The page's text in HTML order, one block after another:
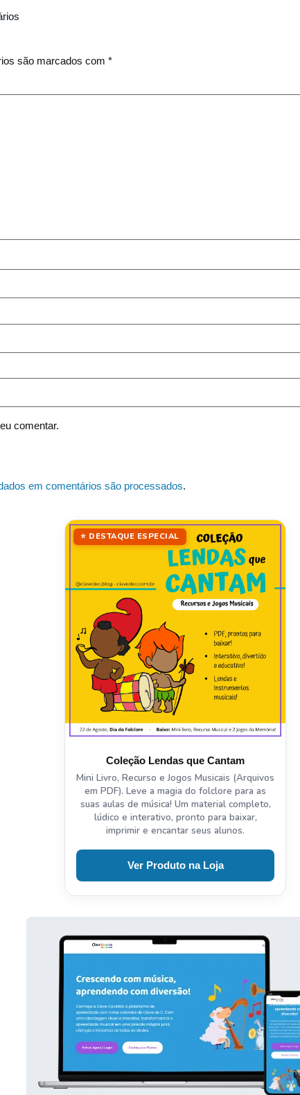
são marcados com *
comentar.
em comentários são processados.
⭐ DESTAQUE ESPECIAL
Coleção Lendas que Cantam
Mini Livro, Recurso e Jogos Musicais (Arquivos
em PDF). Leve a magia do folclore para as
suas aulas de música! Um material completo,
lúdico e interativo, pronto para baixar,
imprimir e encantar seus alunos.
Ver Produto na Loja